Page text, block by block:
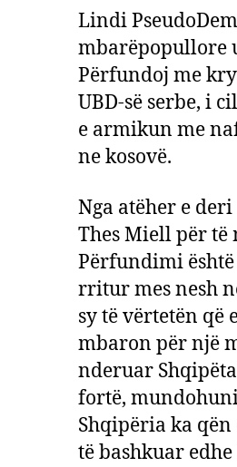
Lindi
mbarëpopullore
Përfundoj me
UBD-së serbe, i
e armikun me
ne kosovë.
Nga atëher e
Thes Miell për të
Përfundimi
rritur mes nesh
sy të vërtetën që
mbaron për një
nderuar
fortë,
Shqipëria ka
të bashkuar